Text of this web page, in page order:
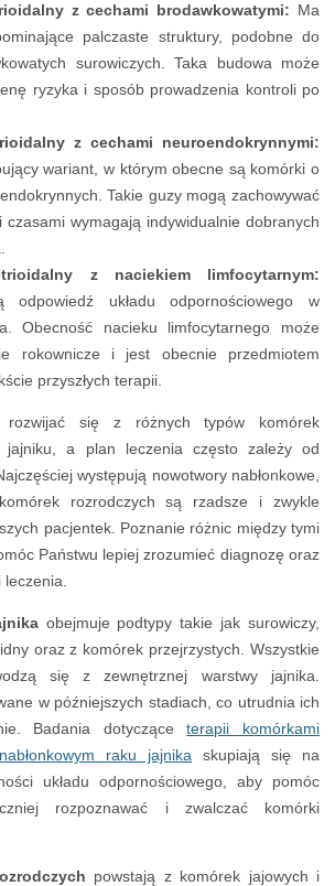
z cechami brodawkowatymi: Ma
palczaste struktury, podobne do
surowiczych. Taka budowa może
ryzyka i sposób prowadzenia kontroli po
z cechami neuroendokrynnymi:
wariant, w którym obecne są komórki o
Takie guzy mogą zachowywać
czasami wymagają indywidualnie dobranych
z naciekiem limfocytarnym:
odpowiedź układu odpornościowego w
Obecność nacieku limfocytarnego może
rokownicze i jest obecnie przedmiotem
przyszłych terapii.
się z różnych typów komórek
jajniku, a plan leczenia często zależy od
występują nowotwory nabłonkowe,
rozrodczych są rzadsze i zwykle
pacjentek. Poznanie różnic między tymi
Państwu lepiej zrozumieć diagnozę oraz
obejmuje podtypy takie jak surowiczy,
oraz z komórek przejrzystych. Wszystkie
się z zewnętrznej warstwy jajnika.
w późniejszych stadiach, co utrudnia ich
Badania dotycząceterapii komórkami
raku jajnika skupiają się na
układu odpornościowego, aby pomóc
rozpoznawać i zwalczać komórki
powstają z komórek jajowych i